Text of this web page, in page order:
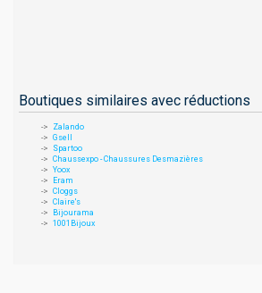
Boutiques similaires avec réductions
Zalando
Gsell
Spartoo
Chaussexpo - Chaussures Desmazières
Yoox
Eram
Cloggs
Claire's
Bijourama
1001Bijoux